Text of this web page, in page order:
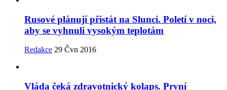
Rusové plánují přistát na Slunci. Poletí v noci,
aby se vyhnuli vysokým teplotám
Redakce 29 Čvn 2016
Vláda čeká zdravotnický kolaps. První